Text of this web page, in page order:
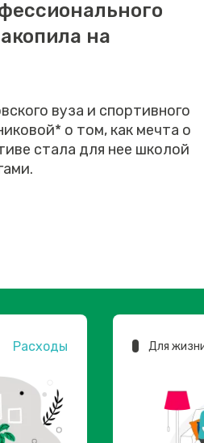
на
вуза и спортивного
о том, как мечта о
стала для нее школой
Расходы Для